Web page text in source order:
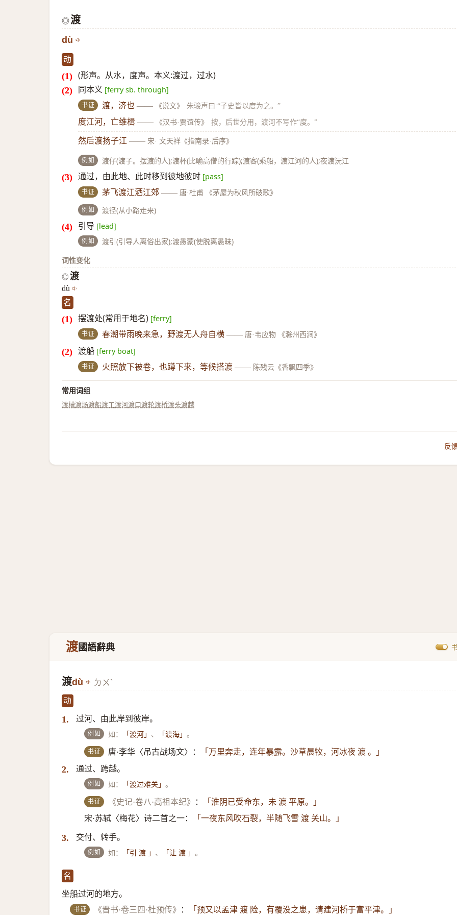
◎渡
dù
动
(形声。从水，度声。本义:渡过，过水)
同本义 [ferry sb. through]
书证 渡，济也 —— 《说文》 朱骏声曰:“子史皆以度为之。”
度江河，亡维楫 —— 《汉书·贾谊传》 按，后世分用，渡河不写作“度。”
然后渡扬子江 —— 宋· 文天祥《指南录·后序》
例如 渡仔(渡子。摆渡的人);渡杯(比喻高僧的行踪);渡客(乘船，渡江河的人);夜渡沅江
通过，由此地、此时移到彼地彼时 [pass]
书证 茅飞渡江洒江郊 —— 唐·杜甫 《茅屋为秋风所破歌》
例如 渡径(从小路走来)
引导 [lead]
例如
渡引(引导人离俗出家);渡愚蒙(使脱离愚昧)
词性变化
◎ 渡
dù
名
摆渡处(常用于地名) [ferry]
书证 春潮带雨晚来急，野渡无人舟自横 —— 唐·韦应物 《滁州西涧》
渡船 [ferry boat]
书证 火照放下被卷，也蹲下来，等候搭渡 —— 陈残云《香飘四季》
常用词组
渡槽渡场渡船渡工渡河渡口渡轮渡桥渡头渡越
反
渡國語辭典
渡dù ㄉㄨˋ
动
1. 过河、由此岸到彼岸。
例如 如： 「渡河」 、 「渡海」。
书证 唐·李华〈吊古战场文〉： 「万里奔走，连年暴露。沙草晨牧，河冰夜 渡 。」
2. 通过、跨越。
例如 如： 「渡过难关」。
书证 《史记·卷八·高祖本纪》 ：
「淮阴已受命东，未 渡 平原。」
宋·苏轼〈梅花〉诗二首之一：
「一夜东风吹石裂，半随飞雪 渡 关山。」
3. 交付、转手。
例如 如： 「引 渡 」 、 「让 渡 」。
名
坐船过河的地方。
书证 《晋书·卷三四·杜预传》 ：
「预又以孟津 渡 险，有覆没之患，请建河桥于富平津。」